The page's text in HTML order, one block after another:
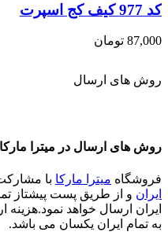
کد 977 کیف کج اسپرت
87,000 تومان
روش های ارسال
روش های ارسال در میترا مارکا
فروشگاه میترا مارکا با
ایران و از طریق پست پیشتاز
ایران ارسال خواهد
به تمام ایران یکسان می باشد.